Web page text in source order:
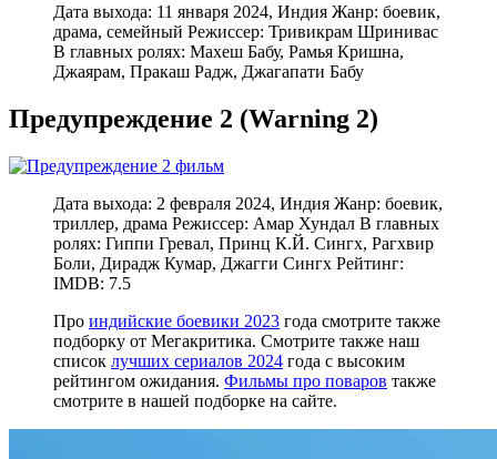
Дата выхода: 11 января 2024, Индия Жанр: боевик,
драма, семейный Режиссер: Тривикрам Шринивас
В главных ролях: Махеш Бабу, Рамья Кришна,
Джаярам, Пракаш Радж, Джагапати Бабу
Предупреждение 2 (Warning 2)
Дата выхода: 2 февраля 2024, Индия Жанр: боевик,
триллер, драма Режиссер: Амар Хундал В главных
ролях: Гиппи Гревал, Принц К.Й. Сингх, Рагхвир
Боли, Дирадж Кумар, Джагги Сингх Рейтинг:
IMDB: 7.5
Про индийские боевики 2023 года смотрите также
подборку от Мегакритика. Смотрите также наш
список лучших сериалов 2024 года с высоким
рейтингом ожидания. Фильмы про поваров также
смотрите в нашей подборке на сайте.